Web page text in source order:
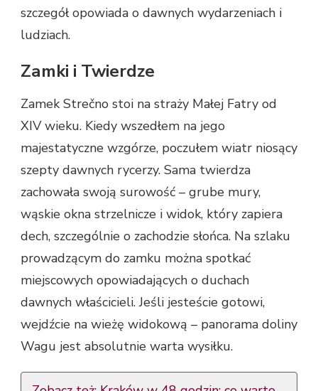
szczegół opowiada o dawnych wydarzeniach i
ludziach.
Zamki i Twierdze
Zamek Strečno stoi na straży Małej Fatry od
XIV wieku. Kiedy wszedłem na jego
majestatyczne wzgórze, poczułem wiatr niosący
szepty dawnych rycerzy. Sama twierdza
zachowała swoją surowość – grube mury,
wąskie okna strzelnicze i widok, który zapiera
dech, szczególnie o zachodzie słońca. Na szlaku
prowadzącym do zamku można spotkać
miejscowych opowiadających o duchach
dawnych właścicieli. Jeśli jesteście gotowi,
wejdźcie na wieżę widokową – panorama doliny
Wagu jest absolutnie warta wysiłku.